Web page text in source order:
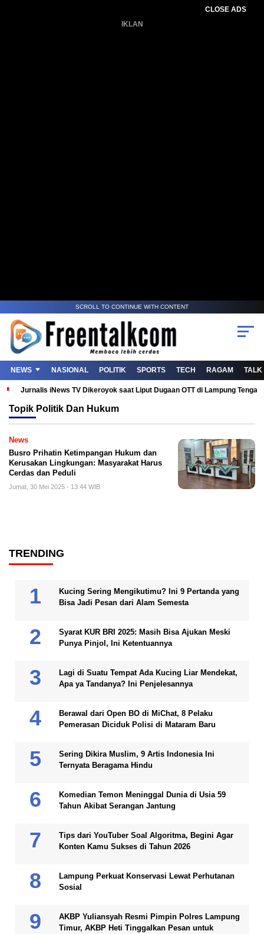
CLOSE ADS
IKLAN
SCROLL TO CONTINUE WITH CONTENT
NEWS NASIONAL POLITIK SPORTS TECH RAGAM TALK
Jurnalis iNews TV Dikeroyok saat Liput Dugaan OTT di Lampung
Topik Politik Dan Hukum
News
Busro Prihatin Ketimpangan Hukum dan
Kerusakan Lingkungan: Masyarakat Harus
Cerdas dan Peduli
Jumat, 30 Mei 2025 - 13:44 WIB
TRENDING
Kucing Sering Mengikutimu? Ini 9 Pertanda yang
Bisa Jadi Pesan dari Alam Semesta
Syarat KUR BRI 2025: Masih Bisa Ajukan Meski
Punya Pinjol, Ini Ketentuannya
Lagi di Suatu Tempat Ada Kucing Liar Mendekat,
Apa ya Tandanya? Ini Penjelesannya
Berawal dari Open BO di MiChat, 8 Pelaku
Pemerasan Diciduk Polisi di Mataram Baru
Sering Dikira Muslim, 9 Artis Indonesia Ini
Ternyata Beragama Hindu
Komedian Temon Meninggal Dunia di Usia 59
Tahun Akibat Serangan Jantung
Tips dari YouTuber Soal Algoritma, Begini Agar
Konten Kamu Sukses di Tahun 2026
Lampung Perkuat Konservasi Lewat Perhutanan
Sosial
AKBP Yuliansyah Resmi Pimpin Polres Lampung
Timur, AKBP Heti Tinggalkan Pesan untuk